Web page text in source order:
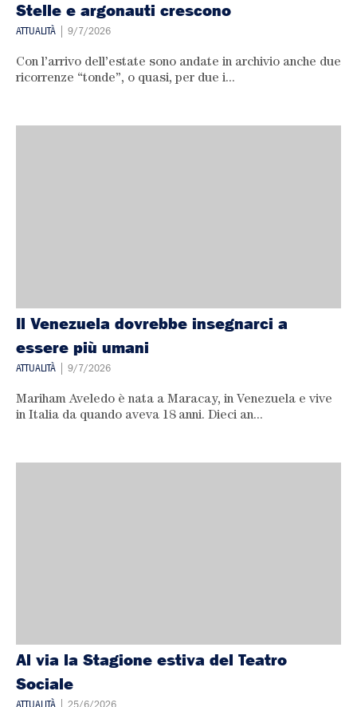
Stelle e argonauti crescono
ATTUALITÀ | 9/7/2026
Con l’arrivo dell’estate sono andate in archivio anche due
ricorrenze “tonde”, o quasi, per due i...
Il Venezuela dovrebbe insegnarci a
essere più umani
ATTUALITÀ | 9/7/2026
Mariham Aveledo è nata a Maracay, in Venezuela e vive
in Italia da quando aveva 18 anni. Dieci an...
Al via la Stagione estiva del Teatro
Sociale
ATTUALITÀ | 25/6/2026